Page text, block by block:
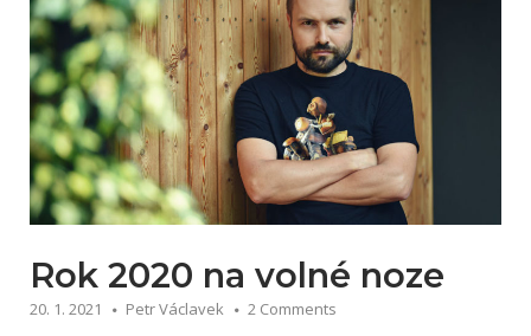
Rok 2020 na volné noze
20. 1. 2021 Petr Václavek 2 Comments